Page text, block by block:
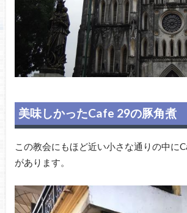
美味しかったCafe 29の豚角煮
この教会にもほど近い小さな通りの中に
があります。